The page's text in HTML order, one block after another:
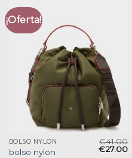
¡Oferta!
BOLSO NYLON
bolso nylon
€41.00
€27.00